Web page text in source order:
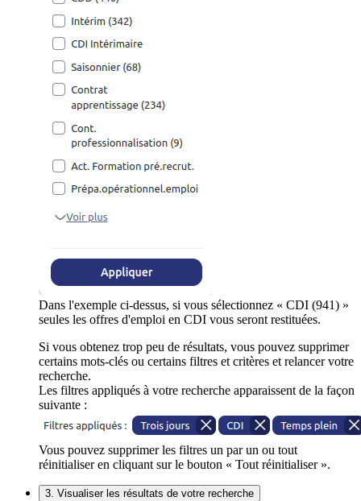
Dans l'exemple ci-dessus, si vous sélectionnez « CDI (941) »
seules les offres d'emploi en CDI vous seront restituées.
Si vous obtenez trop peu de résultats, vous pouvez supprimer
certains mots-clés ou certains filtres et critères et relancer votre
recherche.
Les filtres appliqués à votre recherche apparaissent de la façon
suivante :
Vous pouvez supprimer les filtres un par un ou tout
réinitialiser en cliquant sur le bouton « Tout réinitialiser ».
3. Visualiser les résultats de votre recherche